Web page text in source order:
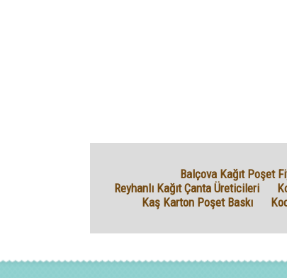
Balçova Kağıt Poşet
Reyhanlı Kağıt Çanta Üreticileri
Kaş Karton Poşet Baskı